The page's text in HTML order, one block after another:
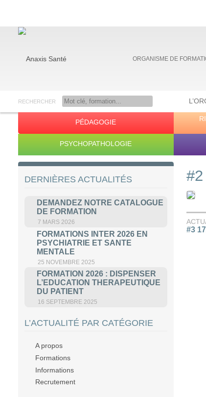
ORGANISME DE
RECHERCHER
PÉDAGOGIE
PSYCHOPATHOLOGIE
#3
DERNIÈRES ACTUALITÉS
DEMANDEZ NOTRE CATALOGUE
DE FORMATION
7 MARS 2026
FORMATIONS INTER 2026 EN
PSYCHIATRIE ET SANTE
MENTALE
25 NOVEMBRE 2025
FORMATION 2026 : DISPENSER
L’EDUCATION THERAPEUTIQUE
DU PATIENT
16 SEPTEMBRE 2025
L’ACTUALITÉ PAR CATÉGORIE
A propos
Formations
Informations
Recrutement